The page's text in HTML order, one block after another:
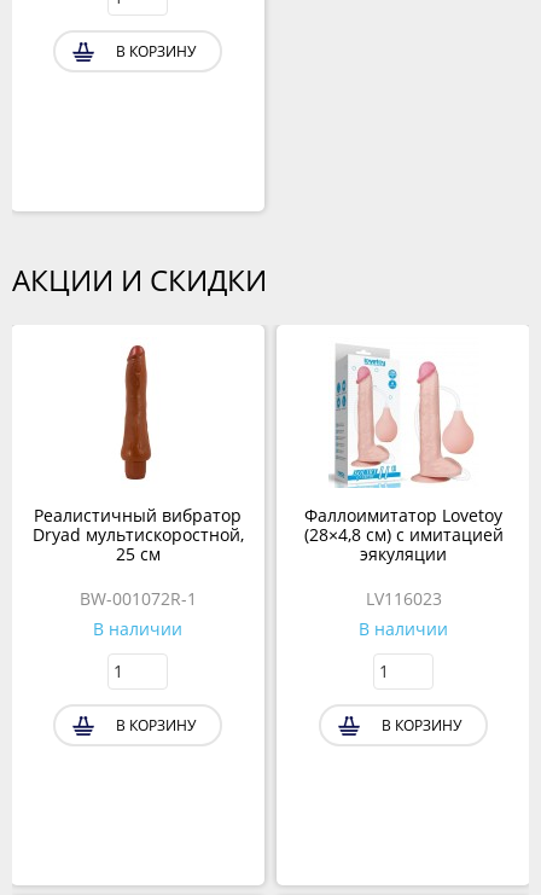
В КОРЗИНУ
АКЦИИ И СКИДКИ
Реалистичный вибратор
Dryad мультискоростной,
25 см
BW-001072R-1
В наличии
В КОРЗИНУ
Фаллоимитатор Lovetoy
(28×4,8 см) с имитацией
эякуляции
LV116023
В наличии
В КОРЗИНУ